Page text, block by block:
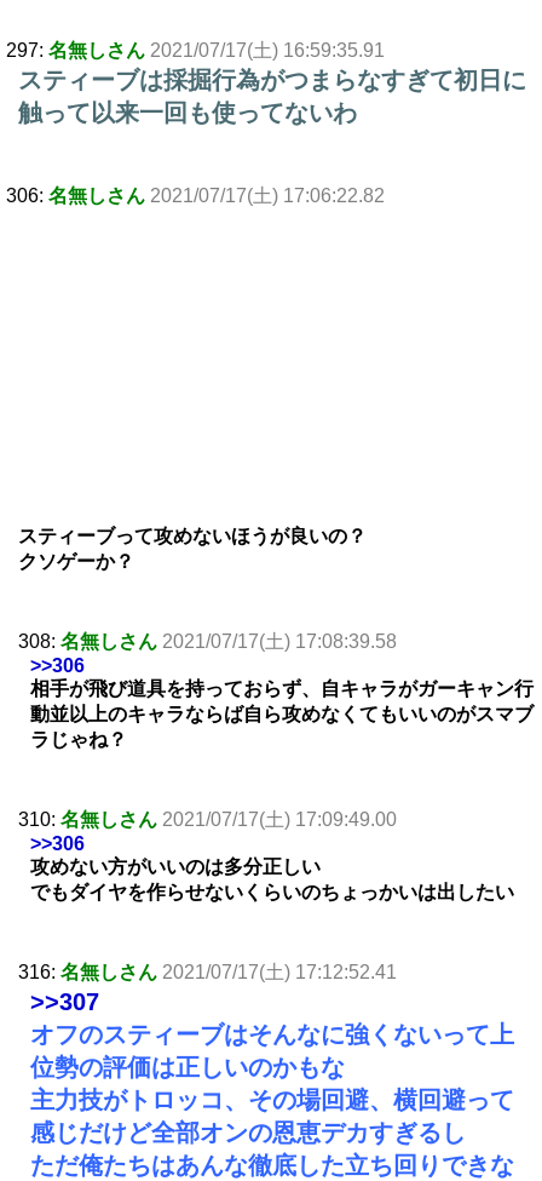
297: 名無しさん 2021/07/17(土) 16:59:35.91
スティーブは採掘行為がつまらなすぎて初日に
触って以来一回も使ってないわ
306: 名無しさん 2021/07/17(土) 17:06:22.82
スティーブって攻めないほうが良いの？
クソゲーか？
308: 名無しさん 2021/07/17(土) 17:08:39.58
>>306
相手が飛び道具を持っておらず、自キャラがガーキャン行
動並以上のキャラならば自ら攻めなくてもいいのがスマブ
ラじゃね？
310: 名無しさん 2021/07/17(土) 17:09:49.00
>>306
攻めない方がいいのは多分正しい
でもダイヤを作らせないくらいのちょっかいは出したい
316: 名無しさん 2021/07/17(土) 17:12:52.41
>>307
オフのスティーブはそんなに強くないって上
位勢の評価は正しいのかもな
主力技がトロッコ、その場回避、横回避って
感じだけど全部オンの恩恵デカすぎるし
ただ俺たちはあんな徹底した立ち回りできな